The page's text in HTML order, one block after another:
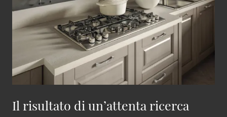
Il risultato di un’attenta ricerca